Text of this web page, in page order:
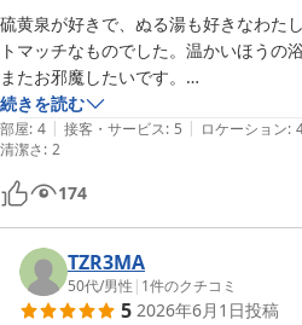
硫黄泉が好きで、ぬる湯も好きなわた
トマッチなものでした。温かいほうの
またお邪魔したいです。
建物とお部屋に関しては古さは否めず
の方のご厚意でゆっくり過ごすことが
続きを読む
部屋: 4 | 接客・サービス: 5 | ロケーション:
清潔さ: 2
174
TZR3MA
50代/男性 | 1件のクチコミ
5 2026年6月1日投稿